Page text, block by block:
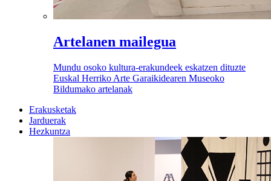
Artelanen mailegua
Mundu osoko kultura-erakundeek eskatzen dituzte
Euskal Herriko Arte Garaikidearen Museoko
Bildumako artelanak
Erakusketak
Jarduerak
Hezkuntza